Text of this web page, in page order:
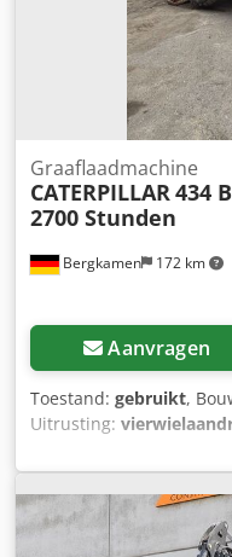
Bergkamen 172 km
Graaflaadmachine
CATERPILLAR434
2700 Stunden
Aanvragen
Toestand: gebruikt,
Uitrusting:
laadcombinatie 2700
Bouwjaar: 2022
9.520 kg * Uitstekende